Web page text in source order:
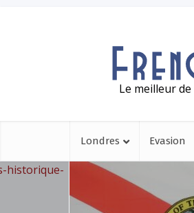
Le meilleur de
Londres Evasion